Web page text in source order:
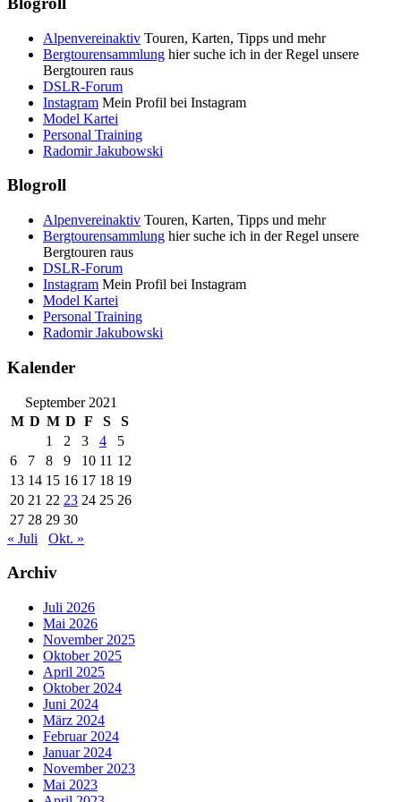
Alpenvereinaktiv Touren, Karten, Tipps und mehr
Bergtourensammlung hier suche ich in der Regel unsere
Bergtouren raus
DSLR-Forum
Instagram Mein Profil bei Instagram
Model Kartei
Personal Training
Radomir Jakubowski
Blogroll
Alpenvereinaktiv Touren, Karten, Tipps und mehr
Bergtourensammlung hier suche ich in der Regel unsere
Bergtouren raus
DSLR-Forum
Instagram Mein Profil bei Instagram
Model Kartei
Personal Training
Radomir Jakubowski
Kalender
September 2021
M D M D F S
S
1
2 3 4
5
6
7 8 9 10 11 12
13 14 15 16 17 18 19
20 21 22 23 24 25 26
27 28 29 30
« Juli
Okt. »
Archiv
Juli 2026
Mai 2026
November 2025
Oktober 2025
April 2025
Oktober 2024
Juni 2024
März 2024
Februar 2024
Januar 2024
November 2023
Mai 2023